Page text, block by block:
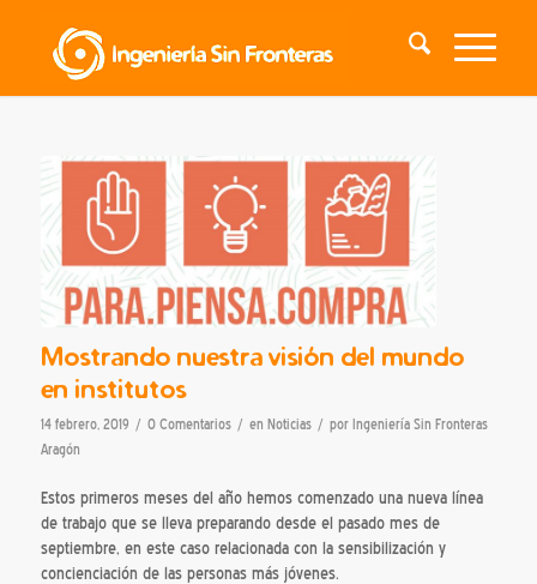
Mostrando nuestra visión del mundo
en institutos
14 febrero, 2019 / 0 Comentarios / en Noticias / por Ingeniería Sin Fronteras
Aragón
Estos primeros meses del año hemos comenzado una nueva línea
de trabajo que se lleva preparando desde el pasado mes de
septiembre, en este caso relacionada con la sensibilización y
concienciación de las personas más jóvenes.